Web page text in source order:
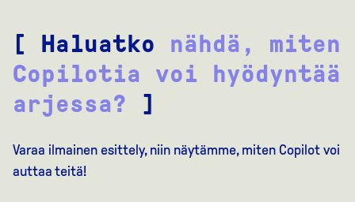
[ Haluatko nähdä, miten
Copilotia voi hyödyntää
arjessa? ]
Varaa ilmainen esittely, niin näytämme, miten Copilot voi
auttaa teitä!